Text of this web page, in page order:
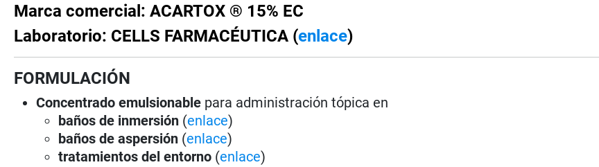
Marca comercial: ACARTOX ® 15% EC
Laboratorio: CELLS FARMACÉUTICA (enlace)
FORMULACIÓN
Concentrado emulsionable para administración tópica en
baños de inmersión (enlace)
baños de aspersión (enlace)
tratamientos del entorno (enlace)